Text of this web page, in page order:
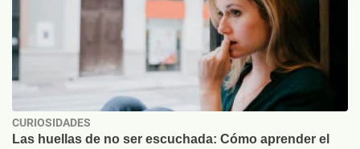
CURIOSIDADES
Las huellas de no ser escuchada: Cómo aprender el